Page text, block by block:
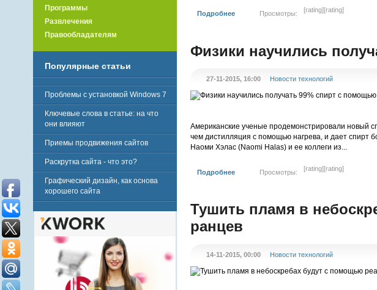
[rating][rating]
Подробнее Просмотры:
Физики научились
27-11-2015, 16:00 Новости технологий
Американские ученые продемонстрировали новый
чем дистилляция с помощью нагрева, и дает спирт
Наоми Хэлас (Naomi Halas) и ее коллеги из...
[rating][rating]
Подробнее Просмотры:
Тушить пламя в
ранцев
14-11-2015, 00:00 Новости технологий
Программы
Развлечения
Правообладателям
Популярные статьи
Проблемы с установкой Windows 7
Ключевые слова в статье: на что
они влияют
Приемы продвижения сайтов
Раскрутка сайта - что это?
Графический дизайн, как основа
хорошего сайта